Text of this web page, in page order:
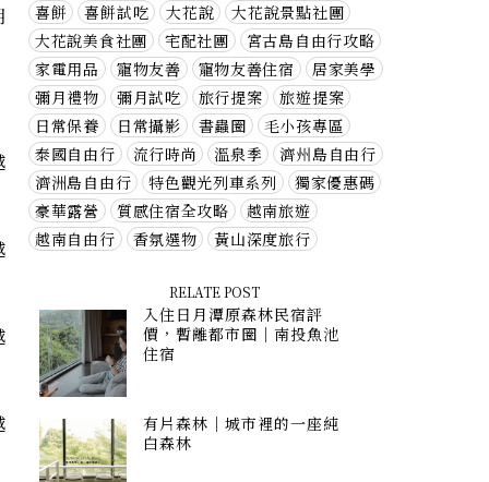
喜餅
喜餅試吃 大花說
大花說景點社團
大花說美食社團
宅配社團
宮古島自由行攻略
家電用品
寵物友善 寵物友善住宿
居家美學
彌月禮物
彌月試吃 旅行提案
旅遊提案
日常保養
日常攝影 書蟲圈
毛小孩專區
泰國自由行
流行時尚 溫泉季
濟州島自由行
濟洲島自由行
特色觀光列車系列
獨家優惠碼
豪華露營
質感住宿全攻略
越南旅遊
越南自由行
香氛選物 黃山深度旅行
RELATE POST
入住日月潭原森林民宿評
價，暫離都市圈｜南投魚池
住宿
有片森林｜城市裡的一座純
白森林